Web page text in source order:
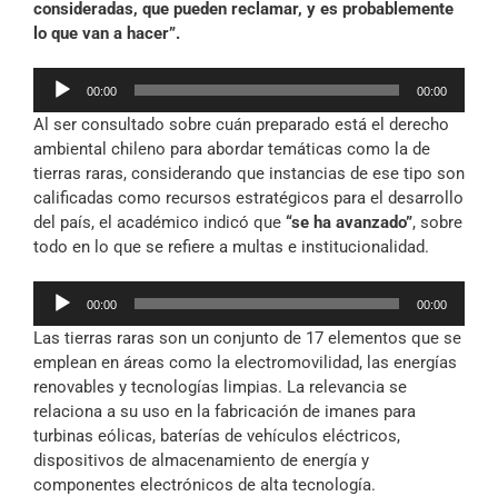
consideradas, que pueden reclamar, y es probablemente
lo que van a hacer”.
Reproductor
audio
00:00 00:00
Al ser consultado sobre cuán preparado está el derecho
ambiental chileno para abordar temáticas como la de
tierras raras, considerando que instancias de ese tipo son
calificadas como recursos estratégicos para el desarrollo
del país, el académico indicó que “se ha avanzado”, sobre
todo en lo que se refiere a multas e institucionalidad.
Reproductor
audio
00:00 00:00
Las tierras raras son un conjunto de 17 elementos que se
emplean en áreas como la electromovilidad, las energías
renovables y tecnologías limpias. La relevancia se
relaciona a su uso en la fabricación de imanes para
turbinas eólicas, baterías de vehículos eléctricos,
dispositivos de almacenamiento de energía y
componentes electrónicos de alta tecnología.